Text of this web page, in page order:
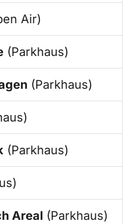
Air)
(Parkhaus)
(Parkhaus)
(Parkhaus)
Areal (Parkhaus)